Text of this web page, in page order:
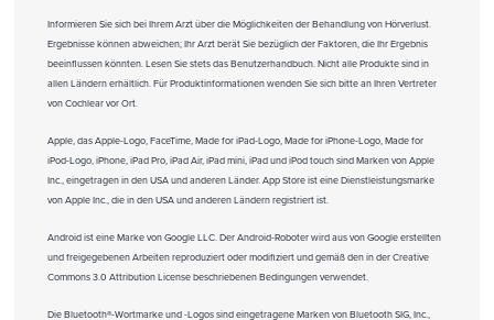
Informieren Sie sich bei Ihrem Arzt über die Möglichkeiten der Behandlung von Hörverlust.
Ergebnisse können abweichen; Ihr Arzt berät Sie bezüglich der Faktoren, die Ihr Ergebnis
beeinflussen könnten. Lesen Sie stets das Benutzerhandbuch. Nicht alle Produkte sind in
allen Ländern erhältlich. Für Produktinformationen wenden Sie sich bitte an Ihren Vertreter
von Cochlear vor Ort.
Apple, das Apple-Logo, FaceTime, Made for iPad-Logo, Made for iPhone-Logo, Made for
iPod-Logo, iPhone, iPad Pro, iPad Air, iPad mini, iPad und iPod touch sind Marken von Apple
Inc., eingetragen in den USA und anderen Länder. App Store ist eine Dienstleistungsmarke
von Apple Inc., die in den USA und anderen Ländern registriert ist.
Android ist eine Marke von Google LLC. Der Android-Roboter wird aus von Google erstellten
und freigegebenen Arbeiten reproduziert oder modifiziert und gemäß den in der Creative
Commons 3.0 Attribution License beschriebenen Bedingungen verwendet.
Die Bluetooth®-Wortmarke und -Logos sind eingetragene Marken von Bluetooth SIG, Inc.,